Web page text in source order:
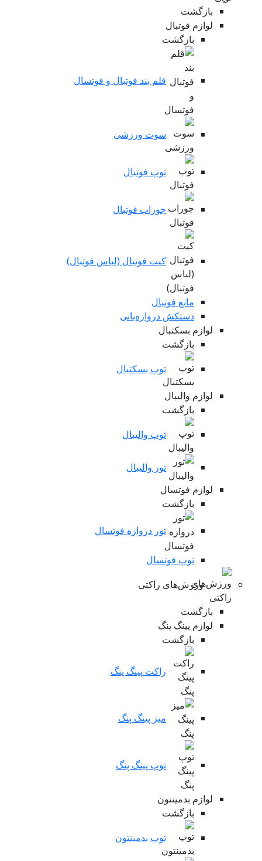
بازگشت
لوازم فوتبال
بازگشت
قلم بند فوتبال و فوتسال
سوت ورزشی
توپ فوتبال
جوراب فوتبال
کیت فوتبال (لباس فوتبال)
مانع فوتبال
دستکش دروازه‌بانی
لوازم بسکتبال
بازگشت
توپ بسکتبال
لوازم والیبال
بازگشت
توپ والیبال
تور والیبال
لوازم فوتسال
بازگشت
تور دروازه فوتسال
توپ فوتسال
ورزش‌های راکتی
بازگشت
لوازم پینگ پنگ
بازگشت
راکت پینگ پنگ
میز پینگ پنگ
توپ پینگ پنگ
لوازم بدمینتون
بازگشت
توپ بدمینتون